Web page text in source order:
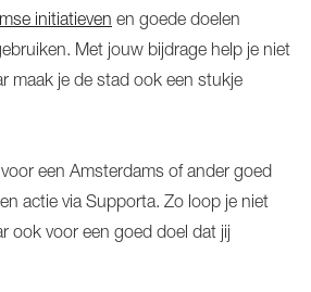
initiatieven en goede doelen
Met jouw bijdrage help je niet
maak je de stad ook een stukje
een Amsterdams of ander goed
actie via Supporta. Zo loop je niet
ook voor een goed doel dat jij